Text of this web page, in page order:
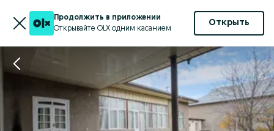
Продолжить в приложении
Открывайте OLX одним касанием
Открыть